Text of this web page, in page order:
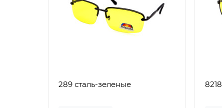
289 сталь-зеленые